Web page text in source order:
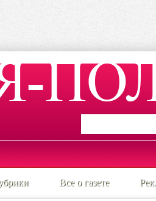
Все о газете